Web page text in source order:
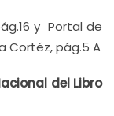
y Portal de
Cortéz, pág.5 A
del Libro